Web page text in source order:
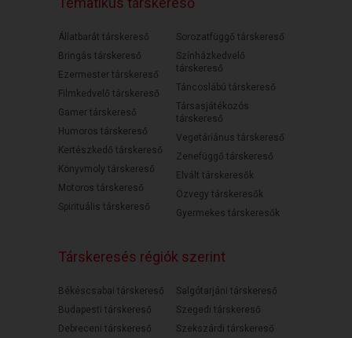
Állatbarát társkereső
Bringás társkereső
Ezermester társkereső
Filmkedvelő társkereső
Gamer társkereső
Humoros társkereső
Kertészkedő társkereső
Könyvmoly társkereső
Motoros társkereső
Spirituális társkereső
Sorozatfüggő társkereső
Színházkedvelő
társkereső
Táncoslábú társkereső
Társasjátékozós
társkereső
Vegetáriánus társkereső
Zenefüggő társkereső
Elvált társkeresők
Özvegy társkeresők
Gyermekes társkeresők
Társkeresés régiók szerint
Békéscsabai társkereső
Budapesti társkereső
Debreceni társkereső
Salgótarjáni társkereső
Szegedi társkereső
Szekszárdi társkereső